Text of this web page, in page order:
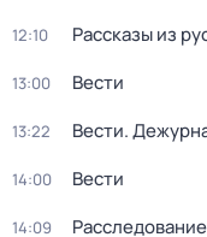
12:10 Рассказы из
13:00 Вести
13:22 Вести.
14:00 Вести
14:09